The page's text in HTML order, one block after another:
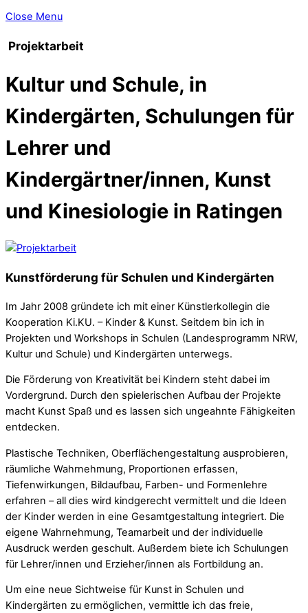
Close Menu
Projektarbeit
Kultur und Schule, in
Kindergärten, Schulungen für
Lehrer und
Kindergärtner/innen, Kunst
und Kinesiologie in Ratingen
Kunstförderung für Schulen und Kindergärten
Im Jahr 2008 gründete ich mit einer Künstlerkollegin die
Kooperation Ki.KU. – Kinder & Kunst. Seitdem bin ich in
Projekten und Workshops in Schulen (Landesprogramm NRW,
Kultur und Schule) und Kindergärten unterwegs.
Die Förderung von Kreativität bei Kindern steht dabei im
Vordergrund. Durch den spielerischen Aufbau der Projekte
macht Kunst Spaß und es lassen sich ungeahnte Fähigkeiten
entdecken.
Plastische Techniken, Oberflächengestaltung ausprobieren,
räumliche Wahrnehmung, Proportionen erfassen,
Tiefenwirkungen, Bildaufbau, Farben- und Formenlehre
erfahren – all dies wird kindgerecht vermittelt und die Ideen
der Kinder werden in eine Gesamtgestaltung integriert. Die
eigene Wahrnehmung, Teamarbeit und der individuelle
Ausdruck werden geschult. Außerdem biete ich Schulungen
für Lehrer/innen und Erzieher/innen als Fortbildung an.
Um eine neue Sichtweise für Kunst in Schulen und
Kindergärten zu ermöglichen, vermittle ich das freie,